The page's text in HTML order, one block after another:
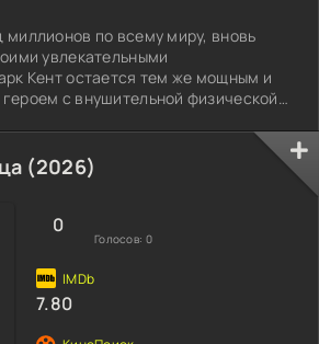
по всему миру, вновь
увлекательными
Кент остается тем же мощным и
с внушительной физической
(2026)
0
Голосов: 0
7.80